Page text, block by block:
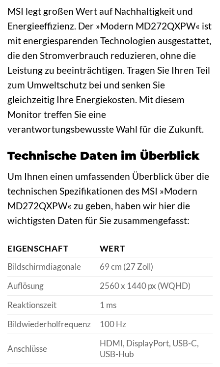
MSI legt großen Wert auf Nachhaltigkeit und
Energieeffizienz. Der »Modern MD272QXPW« ist
mit energiesparenden Technologien ausgestattet,
die den Stromverbrauch reduzieren, ohne die
Leistung zu beeinträchtigen. Tragen Sie Ihren Teil
zum Umweltschutz bei und senken Sie
gleichzeitig Ihre Energiekosten. Mit diesem
Monitor treffen Sie eine
verantwortungsbewusste Wahl für die Zukunft.
Technische Daten im Überblick
Um Ihnen einen umfassenden Überblick über die
technischen Spezifikationen des MSI »Modern
MD272QXPW« zu geben, haben wir hier die
wichtigsten Daten für Sie zusammengefasst:
EIGENSCHAFT
WERT
Bildschirmdiagonale
69 cm (27 Zoll)
Auflösung
2560 x 1440 px (WQHD)
Reaktionszeit
1 ms
Bildwiederholfrequenz
100 Hz
Anschlüsse
HDMI, DisplayPort, USB-C,
USB-Hub